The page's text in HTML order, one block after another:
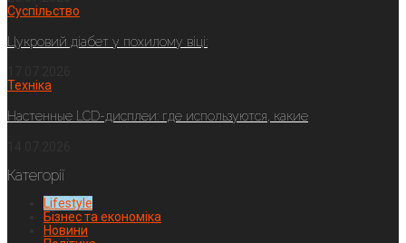
Суспільство
Цукровий діабет у похилому віці:
Техніка
Настенные LCD-дисплеи: где используются, какие
Категорії
Lifestyle
Бізнес та економіка
Новини